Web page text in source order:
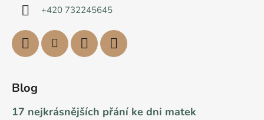
+420 732245645
Blog
17 nejkrásnějších přání ke dni matek